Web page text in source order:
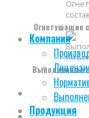
Компания
Продукция
Огнетушащие
Выполненные